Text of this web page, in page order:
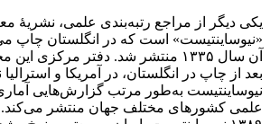
یکی دیگر از مراجع رتبه‌بندی علمی، نشریۀ
«نیوساینتیست» است که در انگلستان چاپ
آن سال ۱۳۳۵ منتشر شد. دفتر مرکزی
بعد از چاپ در انگلستان، در آمریکا و
نیوساینتیست به‌طور مرتب گزارش‌هایی
علمی کشورهای مختلف جهان منتشر